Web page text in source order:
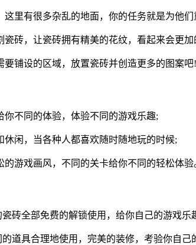
这里有很多杂乱的地面，你的任务就是为他
瓷砖，让瓷砖拥有精美的花纹，看起来会更加
要铺设的区域，放置瓷砖并创造更多的图案吧!
你不同的体验，体验不同的游戏乐趣;
休闲，当各种人都喜欢随时随地玩的时候;
游戏画风，不同的关卡给你不同的轻松体验
砖全部免费的解锁使用，给你自己的游戏乐
道具合理地使用，完美的装修，考验你自己